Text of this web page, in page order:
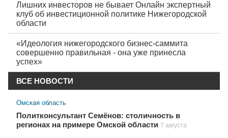
Лишних инвесторов не бывает Онлайн экспертный
клуб об инвестиционной политике Нижегородской
области
«Идеология нижегородского бизнес-саммита
совершенно правильная - она уже принесла
успех»
ВСЕ НОВОСТИ
Омская область
Политконсультант Семёнов: столичность в
регионах на примере Омской области 7 августа